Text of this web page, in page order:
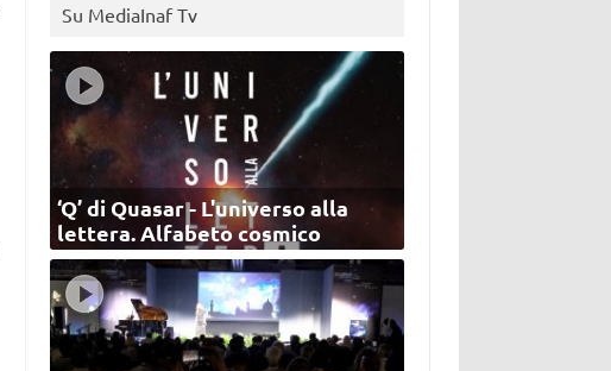
Su MediaInaf Tv
‘Q’ di Quasar - L'universo alla
lettera. Alfabeto cosmico